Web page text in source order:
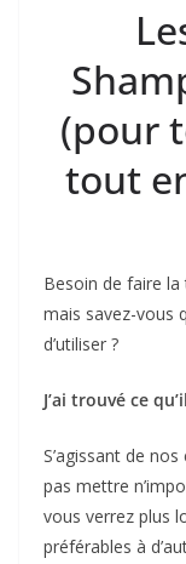
(pour
tout
Besoin de faire
mais savez-vous
d’utiliser ?
J’ai trouvé ce
S’agissant de
pas mettre
vous verrez plus
préférables à